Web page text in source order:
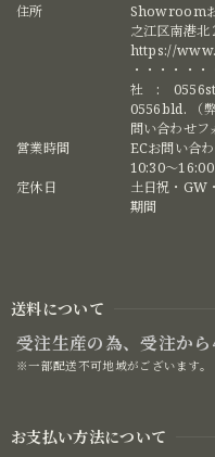
住所
Showroom
之江区南港
https://
・・・・・
社 :
0556bld. （
問い合わせフ
営業時間
ECお問い合
10:30〜16:00
定休日
土日祝・GW
期間
送料について
受注生産の為、受注から
※一部配送不可地域がございます。
お支払い方法について